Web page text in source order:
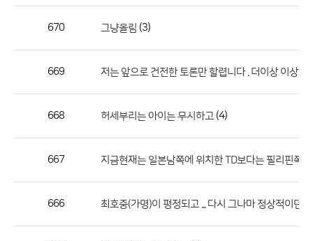
론
호,
670 그냥올림 (3)
669 저는 앞으로 건전한 토론만 할렵니다 . 더이상 이상한
668 허세부리는 아이는 무시하고 (4)
667 지금현재는 일본남쪽에 위치한 TD보다는 필리핀쪽에
666 최호중(가명)이 평정되고 ... 다시 그나마 정상적이던